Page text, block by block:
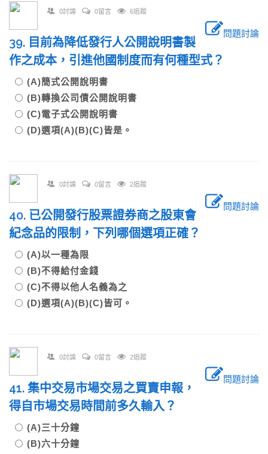
0討論 0留言 6追蹤
問題討論
39. 目前為降低發行人公開說明書製
作之成本，引進他國制度而有何種型式？
(A)簡式公開說明書
(B)轉換公司債公開說明書
(C)電子式公開說明書
(D)選項(A)(B)(C)皆是。
0討論 0留言 2追蹤
問題討論
40. 已公開發行股票證券商之股東會
紀念品的限制，下列哪個選項正確？
(A)以一種為限
(B)不得給付金錢
(C)不得以他人名義為之
(D)選項(A)(B)(C)皆可。
0討論 0留言 2追蹤
問題討論
41. 集中交易市場交易之買賣申報，
得自市場交易時間前多久輸入？
(A)三十分鐘
(B)六十分鐘